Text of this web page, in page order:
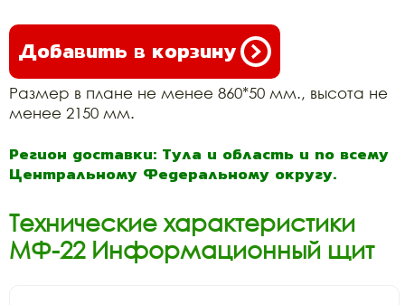
Добавить в корзину
Размер в плане не менее 860*50 мм., высота не
менее 2150 мм.
Регион доставки: Тула и область и по всему
Центральному Федеральному округу.
Технические характеристики
МФ-22 Информационный щит